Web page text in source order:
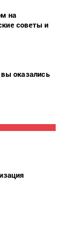
на
советы и
оказались